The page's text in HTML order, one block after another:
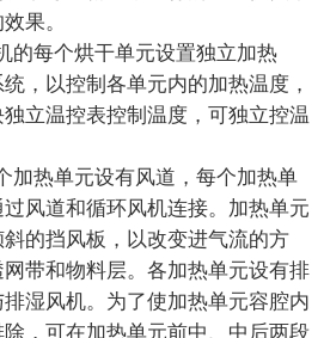
果。
的每个烘干单元设置独立加热
，以控制各单元内的加热温度，
立温控表控制温度，可独立控温
加热单元设有风道，每个加热单
风道和循环风机连接。加热单元
的挡风板，以改变进气流的方
带和物料层。各加热单元设有排
湿风机。为了使加热单元容腔内
，可在加热单元前中、中后两段